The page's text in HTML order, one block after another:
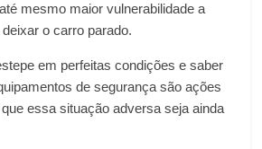
mesmo maior vulnerabilidade a
o carro parado.
em perfeitas condições e saber
de segurança são ações
essa situação adversa seja ainda